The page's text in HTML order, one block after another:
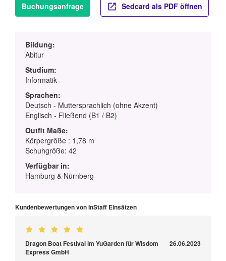
Buchungsanfrage Sedcard als PDF öffnen
Bildung:
Abitur
Studium:
Informatik
Sprachen:
Deutsch - Muttersprachlich (ohne Akzent)
Englisch - Fließend (B1 / B2)
Outfit Maße:
Körpergröße : 1,78 m
Schuhgröße: 42
Verfügbar in:
Hamburg & Nürnberg
Kundenbewertungen von InStaff Einsätzen
Dragon Boat Festival im YuGarden für Wisdom
Express GmbH
26.06.2023